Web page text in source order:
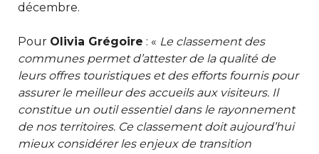
décembre.
Pour Olivia Grégoire : « Le classement des
communes permet d’attester de la qualité de
leurs offres touristiques et des efforts fournis pour
assurer le meilleur des accueils aux visiteurs. Il
constitue un outil essentiel dans le rayonnement
de nos territoires. Ce classement doit aujourd’hui
mieux considérer les enjeux de transition